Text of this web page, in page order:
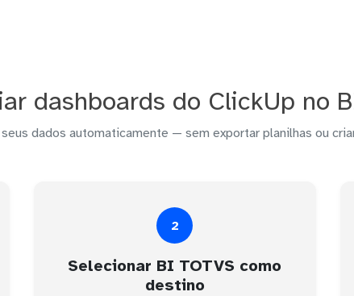
dashboards do ClickUp no
dados automaticamente — sem exportar planilhas ou
2
Selecionar BI TOTVS como
destino